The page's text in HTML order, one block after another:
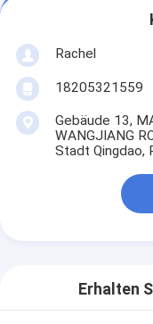
Rachel
18205321559
Gebäude 13,
WANGJIANG
Stadt Qingdao,
Erhalten